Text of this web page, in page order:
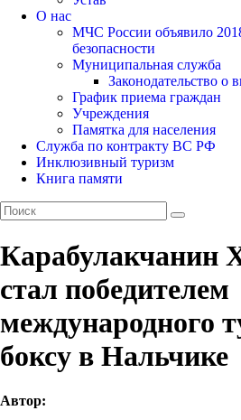
О нас
МЧС России объявило
безопасности
Муниципальная служба
Законодательство о
График приема граждан
Учреждения
Памятка для населения
Служба по контракту ВС РФ
Инклюзивный туризм
Книга памяти
Карабулакчанин
стал победителем
международного
боксу в Нальчике
Автор: